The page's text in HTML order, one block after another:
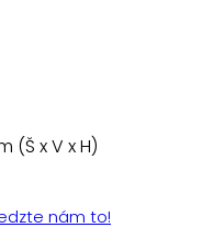
(Š x V x H)
nám to!